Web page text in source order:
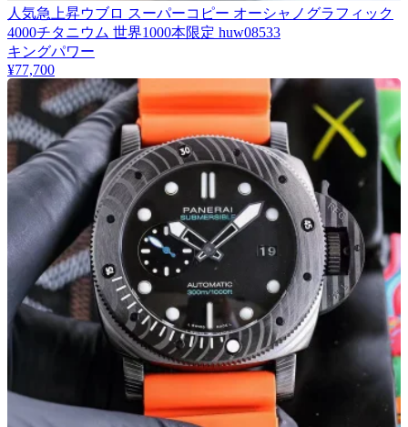
人気急上昇ウブロ スーパーコピー オーシャノグラフィック
4000チタニウム 世界1000本限定 huw08533
キングパワー
¥77,700